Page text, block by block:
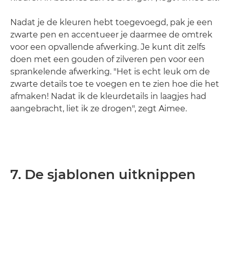
Nadat je de kleuren hebt toegevoegd, pak je een
zwarte pen en accentueer je daarmee de omtrek
voor een opvallende afwerking. Je kunt dit zelfs
doen met een gouden of zilveren pen voor een
sprankelende afwerking. "Het is echt leuk om de
zwarte details toe te voegen en te zien hoe die het
afmaken! Nadat ik de kleurdetails in laagjes had
aangebracht, liet ik ze drogen", zegt Aimee.
7. De sjablonen uitknippen